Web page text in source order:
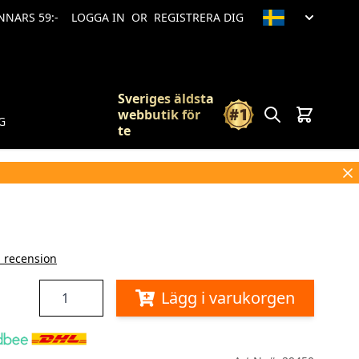
59:- LOGGA IN OR REGISTRERA DIG
Sveriges äldsta
webbutik för
te
Sök Vagn
recension
Lägg i varukorgen